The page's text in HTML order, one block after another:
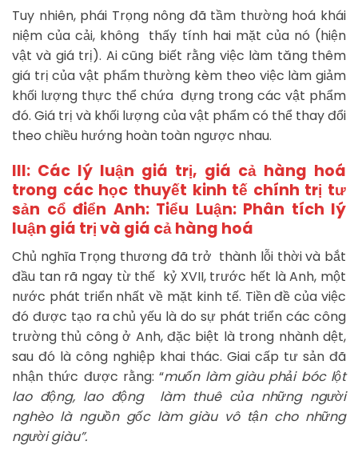
Tuy nhiên, phái Trọng nông đã tầm thường hoá khái
niệm của cải, không thấy tính hai mặt của nó (hiện
vật và giá trị). Ai cũng biết rằng việc làm tăng thêm
giá trị của vật phẩm thường kèm theo việc làm giảm
khối lượng thực thể chứa đựng trong các vật phẩm
đó. Giá trị và khối lượng của vật phẩm có thể thay đổi
theo chiều hướng hoàn toàn ngược nhau.
III: Các lý luận giá trị, giá cả hàng hoá
trong các học thuyết kinh tế chính trị tư
sản cổ điển Anh: Tiểu Luận: Phân tích lý
luận giá trị và giá cả hàng hoá
Chủ nghĩa Trọng thương đã trở thành lỗi thời và bắt
đầu tan rã ngay từ thế kỷ XVII, trước hết là Anh, một
nước phát triển nhất về mặt kinh tế. Tiền đề của việc
đó được tạo ra chủ yếu là do sự phát triển các công
trường thủ công ở Anh, đặc biệt là trong nhành dệt,
sau đó là công nghiệp khai thác. Giai cấp tư sản đã
nhận thức được rằng: “muốn làm giàu phải bóc lột
lao động, lao động làm thuê của những người
nghèo là nguồn gốc làm giàu vô tận cho những
người giàu”.